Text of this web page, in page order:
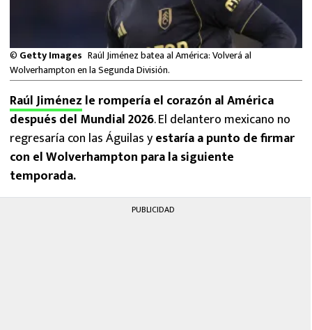
NFL
© Getty Images Raúl Jiménez batea al América: Volverá al
Wolverhampton en la Segunda División.
Raúl Jiménez le rompería el corazón al América
después del Mundial 2026. El delantero mexicano no
regresaría con las Águilas yestaría a punto de firmar
con el Wolverhampton para la siguiente
temporada.
PUBLICIDAD